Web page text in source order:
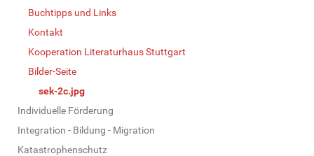
Buchtipps und Links
Kontakt
Kooperation Literaturhaus Stuttgart
Bilder-Seite
sek-2c.jpg
Individuelle Förderung
Integration - Bildung - Migration
Katastrophenschutz